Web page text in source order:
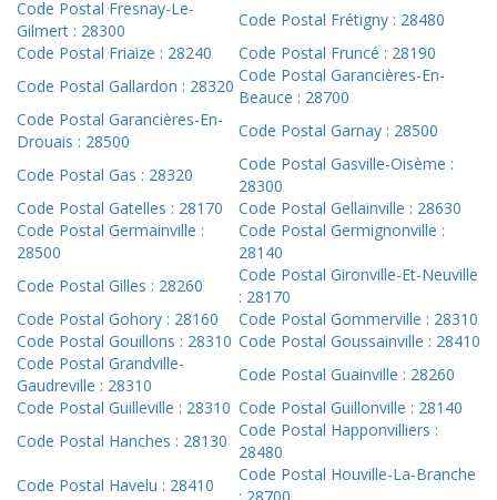
Code Postal Fresnay-Le-
Gilmert : 28300
Code Postal Frétigny : 28480
Code Postal Friaize : 28240
Code Postal Fruncé : 28190
Code Postal Gallardon : 28320
Code Postal Garancières-En-
Beauce : 28700
Code Postal Garancières-En-
Drouais : 28500
Code Postal Garnay : 28500
Code Postal Gas : 28320
Code Postal Gasville-Oisème :
28300
Code Postal Gatelles : 28170
Code Postal Gellainville : 28630
Code Postal Germainville :
28500
Code Postal Germignonville :
28140
Code Postal Gilles : 28260
Code Postal Gironville-Et-Neuville
: 28170
Code Postal Gohory : 28160
Code Postal Gommerville : 28310
Code Postal Gouillons : 28310 Code Postal Goussainville : 28410
Code Postal Grandville-
Gaudreville : 28310
Code Postal Guainville : 28260
Code Postal Guilleville : 28310 Code Postal Guillonville : 28140
Code Postal Hanches : 28130
Code Postal Happonvilliers :
28480
Code Postal Havelu : 28410
Code Postal Houville-La-Branche